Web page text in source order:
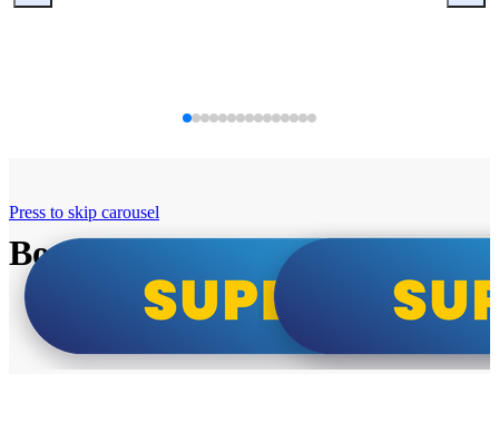
Bosch super cene
Press to skip carousel